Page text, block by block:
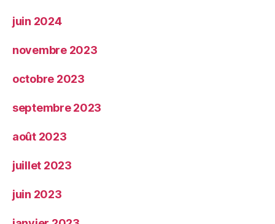
juin 2024
novembre 2023
octobre 2023
septembre 2023
août 2023
juillet 2023
juin 2023